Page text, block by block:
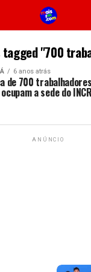
"700
6 anos atrás
de 700
a sede do
ANÚNCIO